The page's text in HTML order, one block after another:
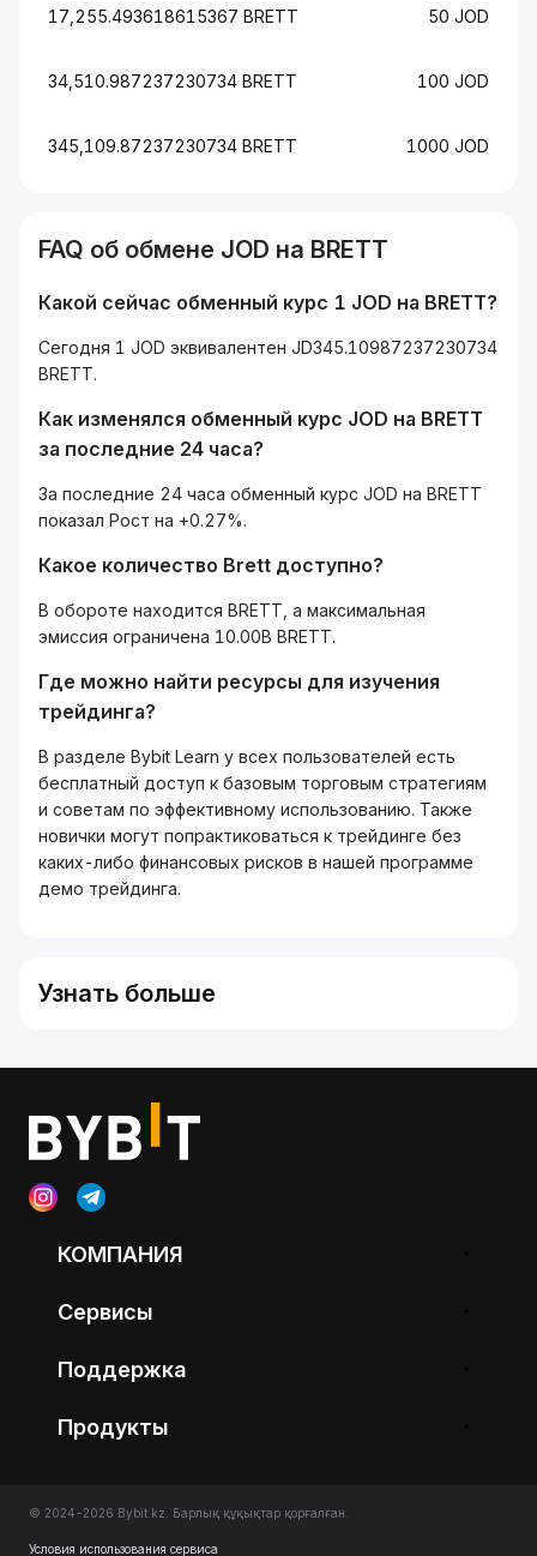
17,255.493618615367 BRETT 50 JOD
34,510.987237230734 BRETT 100 JOD
345,109.87237230734 BRETT 1000 JOD
FAQ об обмене JOD на BRETT
Какой сейчас обменный курс 1 JOD на BRETT?
Сегодня 1 JOD эквивалентен JD345.10987237230734
BRETT.
Как изменялся обменный курс JOD на BRETT
за последние 24 часа?
За последние 24 часа обменный курс JOD на BRETT
показал Рост на +0.27%.
Какое количество Brett доступно?
В обороте находится BRETT, а максимальная
эмиссия ограничена 10.00B BRETT.
Где можно найти ресурсы для изучения
трейдинга?
В разделе Bybit Learn у всех пользователей есть
бесплатный доступ к базовым торговым стратегиям
и советам по эффективному использованию. Также
новички могут попрактиковаться к трейдинге без
каких-либо финансовых рисков в нашей программе
демо трейдинга.
Узнать больше
КОМПАНИЯ
Сервисы
Поддержка
Продукты
© 2024-2026 Bybit.kz. Барлық құқықтар қорғалған.
Условия использования сервиса